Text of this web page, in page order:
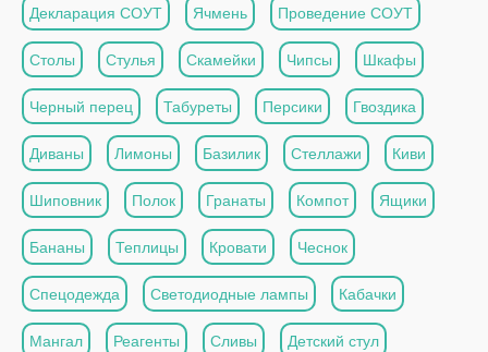
Декларация СОУТ Ячмень Проведение СОУТ
Столы Стулья Скамейки Чипсы Шкафы
Черный перец Табуреты Персики Гвоздика
Диваны Лимоны Базилик Стеллажи Киви
Шиповник Полок Гранаты Компот Ящики
Бананы Теплицы Кровати Чеснок
Спецодежда Светодиодные лампы Кабачки
Мангал Реагенты Сливы Детский стул